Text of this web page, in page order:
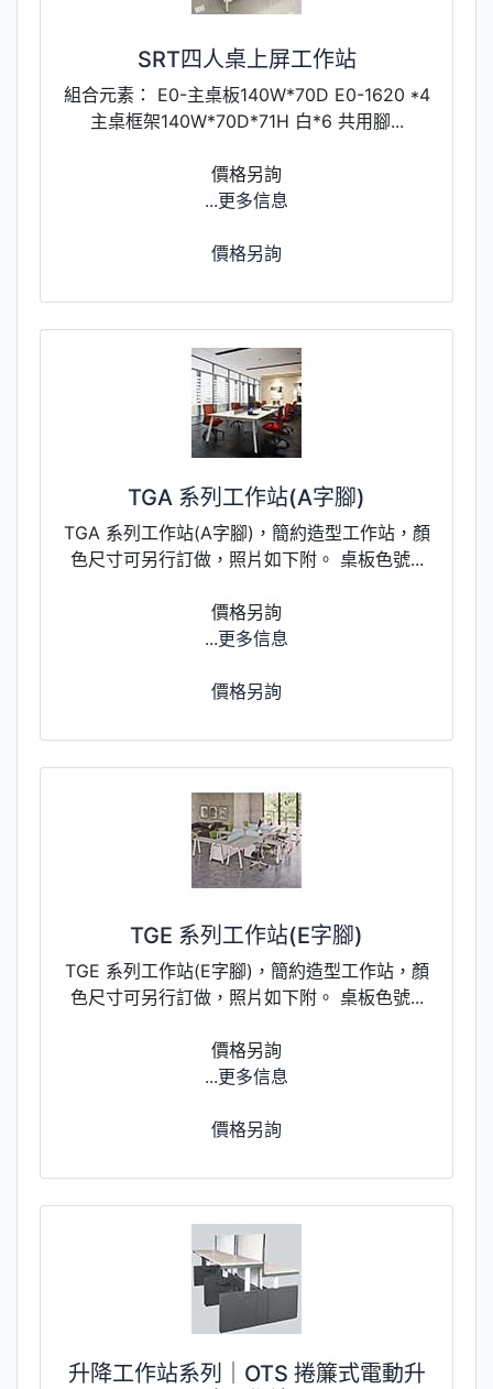
SRT四人桌上屏工作站
組合元素： E0-主桌板140W*70D E0-1620 *4
主桌框架140W*70D*71H 白*6 共用腳...
價格另詢
...更多信息
價格另詢
TGA 系列工作站(A字腳)
TGA 系列工作站(A字腳)，簡約造型工作站，顏
色尺寸可另行訂做，照片如下附。 桌板色號...
價格另詢
...更多信息
價格另詢
TGE 系列工作站(E字腳)
TGE 系列工作站(E字腳)，簡約造型工作站，顏
色尺寸可另行訂做，照片如下附。 桌板色號...
價格另詢
...更多信息
價格另詢
升降工作站系列｜OTS 捲簾式電動升